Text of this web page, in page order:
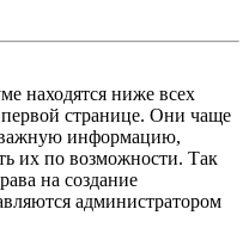
находятся ниже всех
странице. Они чаще
важную информацию,
их по возможности. Так
на создание
администратором